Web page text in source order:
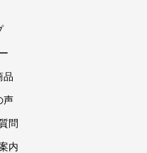
品
声
問
内